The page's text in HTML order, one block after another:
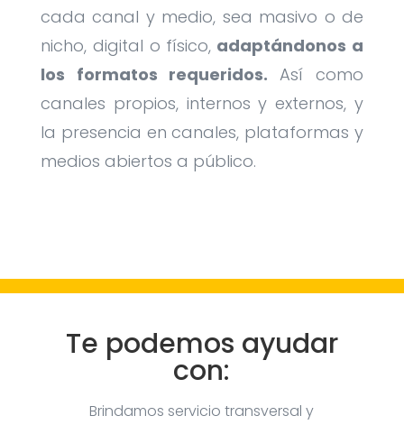
cada canal y medio, sea masivo o de
nicho, digital o físico, adaptándonos a
los formatos requeridos.Así como
canales propios, internos y externos, y
la presencia en canales, plataformas y
medios abiertos a público.
Te podemos ayudar
con:
Brindamos servicio transversal y